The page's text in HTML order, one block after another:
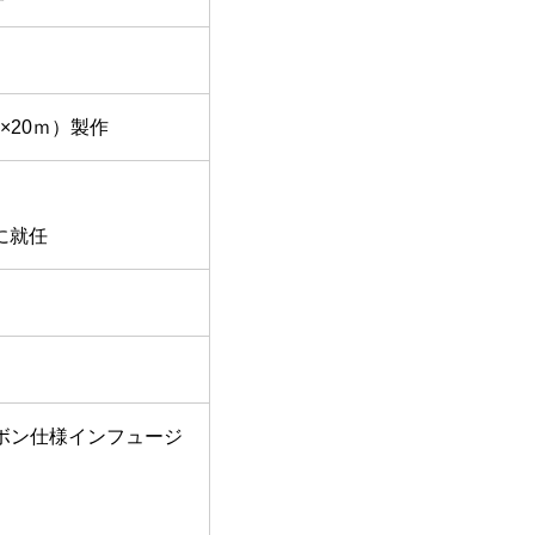
ｍ）製作
就任
ン仕様インフュージ